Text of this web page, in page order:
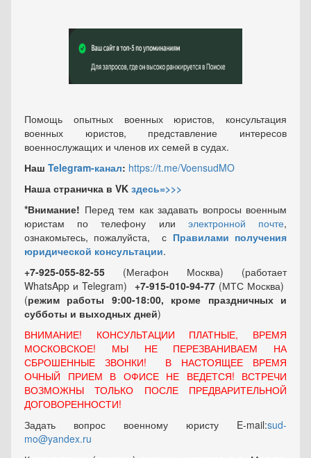
Помощь опытных военных юристов, консультация
военных юристов, представление интересов
военнослужащих и членов их семей в судах.
Наш Telegram-канал: https://t.me/VoensudMO
Наша страничка в VK здесь=>>>
*Внимание! Перед тем как задавать вопросы военным
юристам по телефону или электронной почте,
ознакомьтесь, пожалуйста, с Правилами получения
юридической консультации.
+7-925-055-82-55 (Мегафон Москва) (работает
WhatsApp и Telegram) +7-915-010-94-77 (МТС Москва)
(режим работы 9:00-18:00, кроме праздничных и
субботы и выходных дней)
ВНИМАНИЕ! КОНСУЛЬТАЦИИ ПЛАТНЫЕ, ВРЕМЯ
МОСКОВСКОЕ! МЫ НЕ ПЕРЕЗВАНИВАЕМ НА
СБРОШЕННЫЕ ЗВОНКИ! В НАСТОЯЩЕЕ ВРЕМЯ
ОЧНЫЙ ПРИЕМ В ОФИСЕ НЕ ВЕДЕТСЯ! ВСТРЕЧИ
ВОЗМОЖНЫ ТОЛЬКО ПОСЛЕ ПРЕДВАРИТЕЛЬНОЙ
ДОГОВОРЕННОСТИ!
Задать вопрос военному юристу E-mail:sud-
mo@yandex.ru